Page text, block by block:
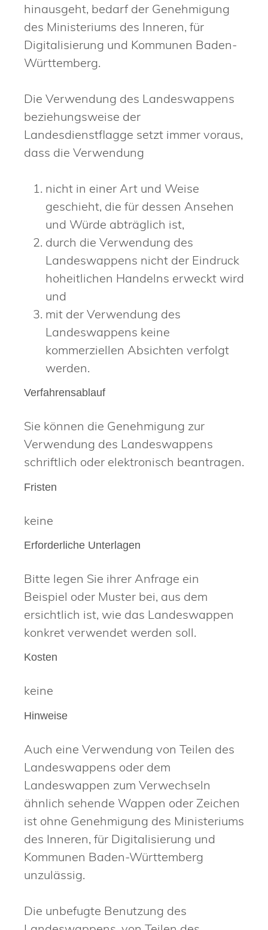
hinausgeht, bedarf der Genehmigung
des Ministeriums des Inneren, für
Digitalisierung und Kommunen Baden-
Württemberg.
Die Verwendung des Landeswappens
beziehungsweise der
Landesdienstflagge setzt immer voraus,
dass die Verwendung
nicht in einer Art und Weise
geschieht, die für dessen Ansehen
und Würde abträglich ist,
durch die Verwendung des
Landeswappens nicht der Eindruck
hoheitlichen Handelns erweckt wird
und
mit der Verwendung des
Landeswappens keine
kommerziellen Absichten verfolgt
werden.
Verfahrensablauf
Sie können die Genehmigung zur
Verwendung des Landeswappens
schriftlich oder elektronisch beantragen.
Fristen
keine
Erforderliche Unterlagen
Bitte legen Sie ihrer Anfrage ein
Beispiel oder Muster bei, aus dem
ersichtlich ist, wie das Landeswappen
konkret verwendet werden soll.
Kosten
keine
Hinweise
Auch eine Verwendung von Teilen des
Landeswappens oder dem
Landeswappen zum Verwechseln
ähnlich sehende Wappen oder Zeichen
ist ohne Genehmigung des Ministeriums
des Inneren, für Digitalisierung und
Kommunen Baden-Württemberg
unzulässig.
Die unbefugte Benutzung des